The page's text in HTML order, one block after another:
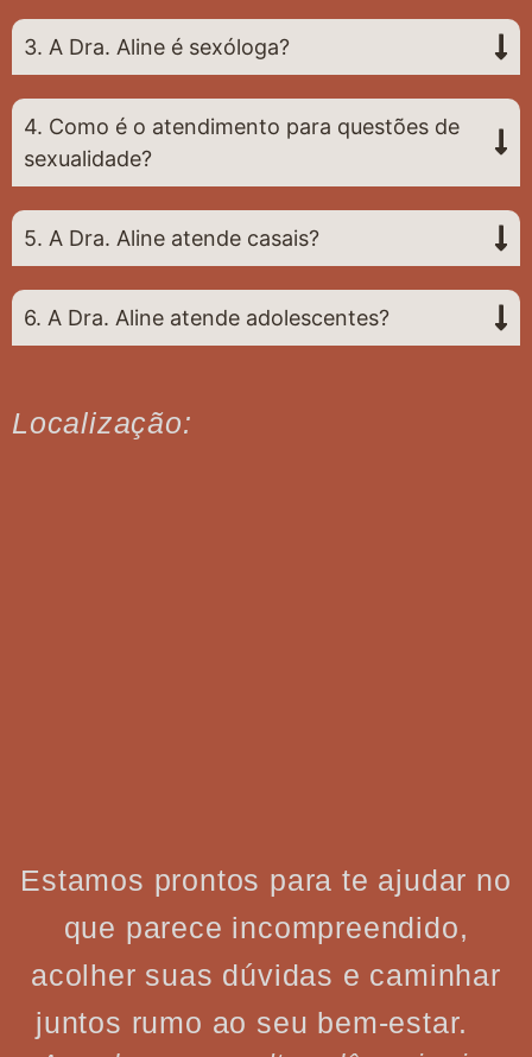
3. A Dra. Aline é sexóloga?
4. Como é o atendimento para questões de
sexualidade?
5. A Dra. Aline atende casais?
6. A Dra. Aline atende adolescentes?
Localização:
Estamos prontos para te ajudar no
que parece incompreendido,
acolher suas dúvidas e caminhar
juntos rumo ao seu bem-estar.